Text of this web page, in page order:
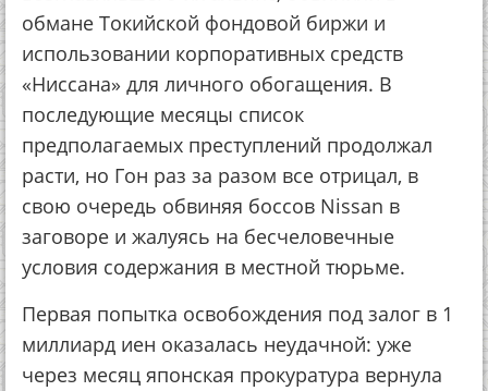
обмане Токийской фондовой биржи и
использовании корпоративных средств
«Ниссана» для личного обогащения. В
последующие месяцы список
предполагаемых преступлений продолжал
расти, но Гон раз за разом все отрицал, в
свою очередь обвиняя боссов Nissan в
заговоре и жалуясь на бесчеловечные
условия содержания в местной тюрьме.
Первая попытка освобождения под залог в 1
миллиард иен оказалась неудачной: уже
через месяц японская прокуратура вернула